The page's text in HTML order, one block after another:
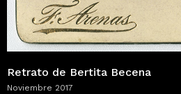
Retrato de Bertita Becena
Noviembre 2017